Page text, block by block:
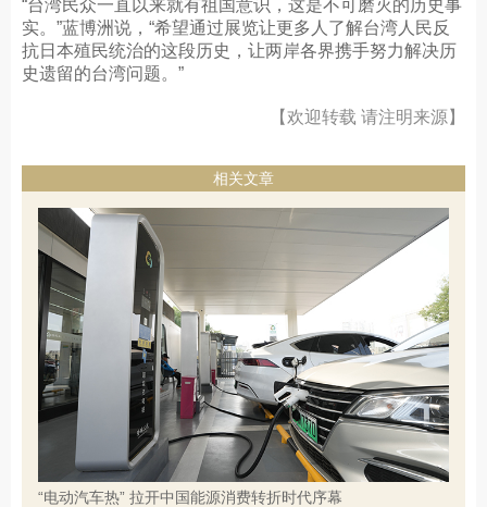
“台湾民众一直以来就有祖国意识，这是不可磨灭的历史事
实。”蓝博洲说，“希望通过展览让更多人了解台湾人民反
抗日本殖民统治的这段历史，让两岸各界携手努力解决历
史遗留的台湾问题。”
【欢迎转载 请注明来源】
相关文章
“电动汽车热” 拉开中国能源消费转折时代序幕